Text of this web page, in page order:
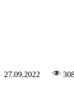
27.09.2022